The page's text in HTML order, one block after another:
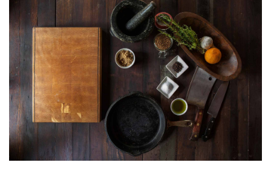
Larger
Image